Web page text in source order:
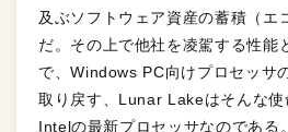
及ぶソフトウェア資産の蓄積（エ
だ。その上で他社を凌駕する性能
で、Windows PC向けプロセッサ
取り戻す、Lunar Lakeはそんな使
Intelの最新プロセッサなのである。